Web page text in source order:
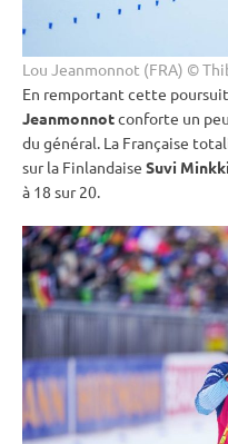
Lou Jeanmonnot (FRA) ©
En remportant cette
Jeanmonnotconforte un
du général. La Française
sur la Finlandaise Suvi
à 18 sur 20.